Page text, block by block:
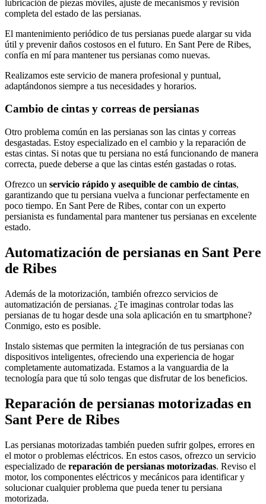
lubricación de piezas móviles, ajuste de mecanismos y revisión
completa del estado de las persianas.
El mantenimiento periódico de tus persianas puede alargar su vida
útil y prevenir daños costosos en el futuro. En Sant Pere de Ribes,
confía en mí para mantener tus persianas como nuevas.
Realizamos este servicio de manera profesional y puntual,
adaptándonos siempre a tus necesidades y horarios.
Cambio de cintas y correas de persianas
Otro problema común en las persianas son las cintas y correas
desgastadas. Estoy especializado en el cambio y la reparación de
estas cintas. Si notas que tu persiana no está funcionando de manera
correcta, puede deberse a que las cintas estén gastadas o rotas.
Ofrezco un servicio rápido y asequible de cambio de cintas,
garantizando que tu persiana vuelva a funcionar perfectamente en
poco tiempo. En Sant Pere de Ribes, contar con un experto
persianista es fundamental para mantener tus persianas en excelente
estado.
Automatización de persianas en Sant Pere
de Ribes
Además de la motorización, también ofrezco servicios de
automatización de persianas. ¿Te imaginas controlar todas las
persianas de tu hogar desde una sola aplicación en tu smartphone?
Conmigo, esto es posible.
Instalo sistemas que permiten la integración de tus persianas con
dispositivos inteligentes, ofreciendo una experiencia de hogar
completamente automatizada. Estamos a la vanguardia de la
tecnología para que tú solo tengas que disfrutar de los beneficios.
Reparación de persianas motorizadas en
Sant Pere de Ribes
Las persianas motorizadas también pueden sufrir golpes, errores en
el motor o problemas eléctricos. En estos casos, ofrezco un servicio
especializado de reparación de persianas motorizadas. Reviso el
motor, los componentes eléctricos y mecánicos para identificar y
solucionar cualquier problema que pueda tener tu persiana
motorizada.